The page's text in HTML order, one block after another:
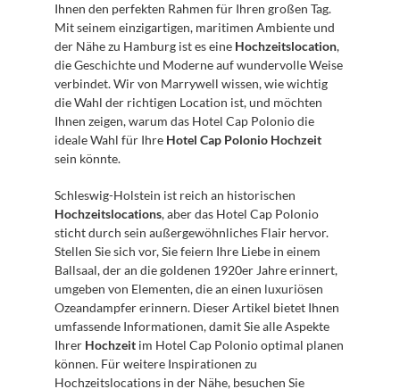
Ihnen den perfekten Rahmen für Ihren großen Tag.
Mit seinem einzigartigen, maritimen Ambiente und
der Nähe zu Hamburg ist es eine Hochzeitslocation,
die Geschichte und Moderne auf wundervolle Weise
verbindet. Wir von Marrywell wissen, wie wichtig
die Wahl der richtigen Location ist, und möchten
Ihnen zeigen, warum das Hotel Cap Polonio die
ideale Wahl für Ihre Hotel Cap Polonio Hochzeit
sein könnte.
Hochzeitslocations, aber das Hotel Cap Polonio
sticht durch sein außergewöhnliches Flair hervor.
Stellen Sie sich vor, Sie feiern Ihre Liebe in einem
Ballsaal, der an die goldenen 1920er Jahre erinnert,
umgeben von Elementen, die an einen luxuriösen
Ozeandampfer erinnern. Dieser Artikel bietet Ihnen
umfassende Informationen, damit Sie alle Aspekte
Ihrer Hochzeit im Hotel Cap Polonio optimal planen
können. Für weitere Inspirationen zu
Hochzeitslocations in der Nähe, besuchen Sie